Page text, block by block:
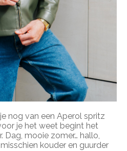
nog van een Aperol spritz
je het weet begint het
Dag, mooie zomer… hallo,
kouder en guurder